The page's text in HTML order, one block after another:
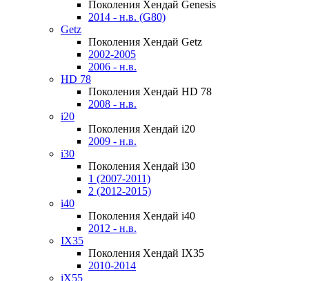
Поколения Хендай Genesis
2014 - н.в. (G80)
Getz
Поколения Хендай Getz
2002-2005
2006 - н.в.
HD 78
Поколения Хендай HD 78
2008 - н.в.
i20
Поколения Хендай i20
2009 - н.в.
i30
Поколения Хендай i30
1 (2007-2011)
2 (2012-2015)
i40
Поколения Хендай i40
2012 - н.в.
IX35
Поколения Хендай IX35
2010-2014
iX55